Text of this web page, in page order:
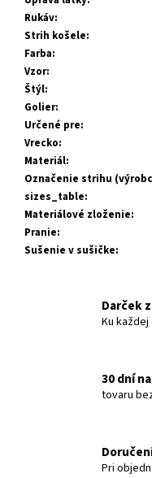
Rukáv:
Strih košele:
Farba:
Vzor:
Štýl:
Golier:
Určené pre:
Vrecko:
Materiál:
Označenie strihu
sizes_table:
Materiálové zloženie:
Pranie:
Sušenie v sušičke:
Darček
Ku
30 dní
tovaru
Pri